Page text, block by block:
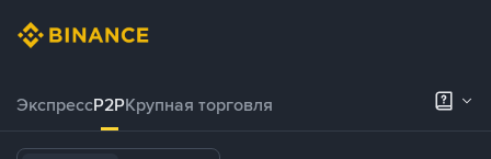
ЭкспрессP2PКрупная торговля